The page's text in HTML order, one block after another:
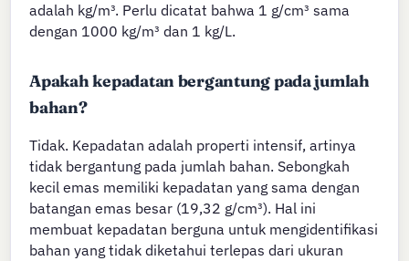
adalah kg/m³. Perlu dicatat bahwa 1 g/cm³ sama
dengan 1000 kg/m³ dan 1 kg/L.
Apakah kepadatan bergantung pada jumlah
bahan?
Tidak. Kepadatan adalah properti intensif, artinya
tidak bergantung pada jumlah bahan. Sebongkah
kecil emas memiliki kepadatan yang sama dengan
batangan emas besar (19,32 g/cm³). Hal ini
membuat kepadatan berguna untuk mengidentifikasi
bahan yang tidak diketahui terlepas dari ukuran